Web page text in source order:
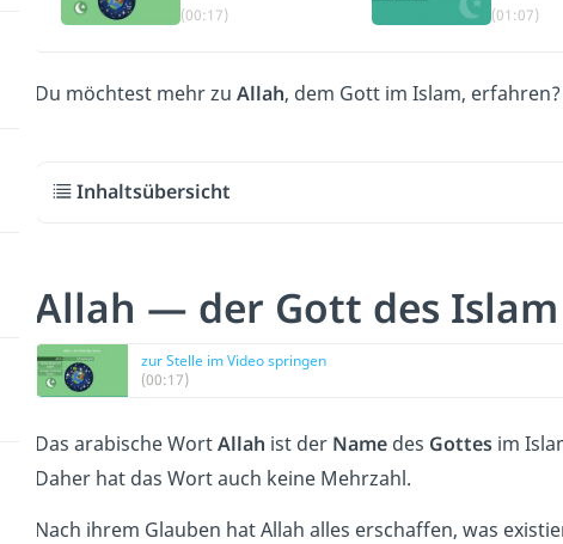
(00:17)
(01:07)
Du möchtest mehr zu Allah, dem Gott im Islam,
Inhaltsübersicht
Allah — der Gott des Islam
zur Stelle im Video springen
(00:17)
Das arabische WortAllah ist der Namedes Gottesim
Daher hat das Wort auch keine Mehrzahl.
Nach ihrem Glauben hat Allah alles erschaffen, was